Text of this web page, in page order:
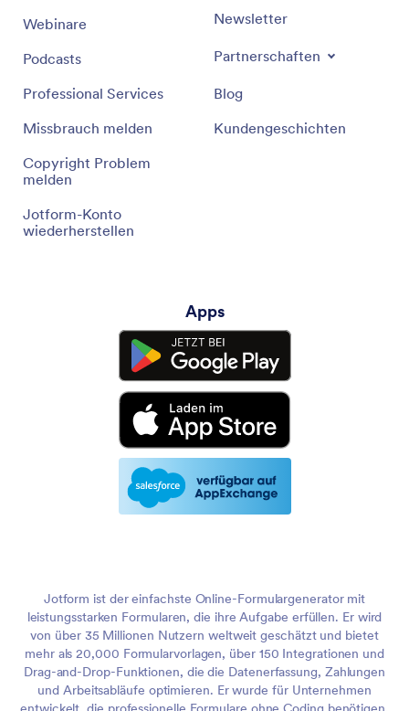
Webinare
Podcasts
Professional Services
Missbrauch melden
Copyright Problem
melden
Jotform-Konto
wiederherstellen
Newsletter
Partnerschaften
Blog
Kundengeschichten
Apps
Jotform ist der einfachste Online-Formulargenerator mit
leistungsstarken Formularen, die ihre Aufgabe erfüllen. Er wird
von über 35 Millionen Nutzern weltweit geschätzt und bietet
mehr als 20,000 Formularvorlagen, über 150 Integrationen und
Drag-and-Drop-Funktionen, die die Datenerfassung, Zahlungen
und Arbeitsabläufe optimieren. Er wurde für Unternehmen